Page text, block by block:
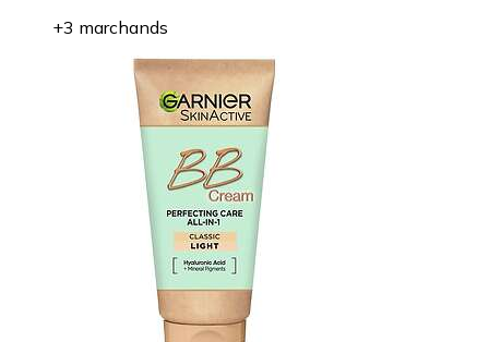
+3 marchands